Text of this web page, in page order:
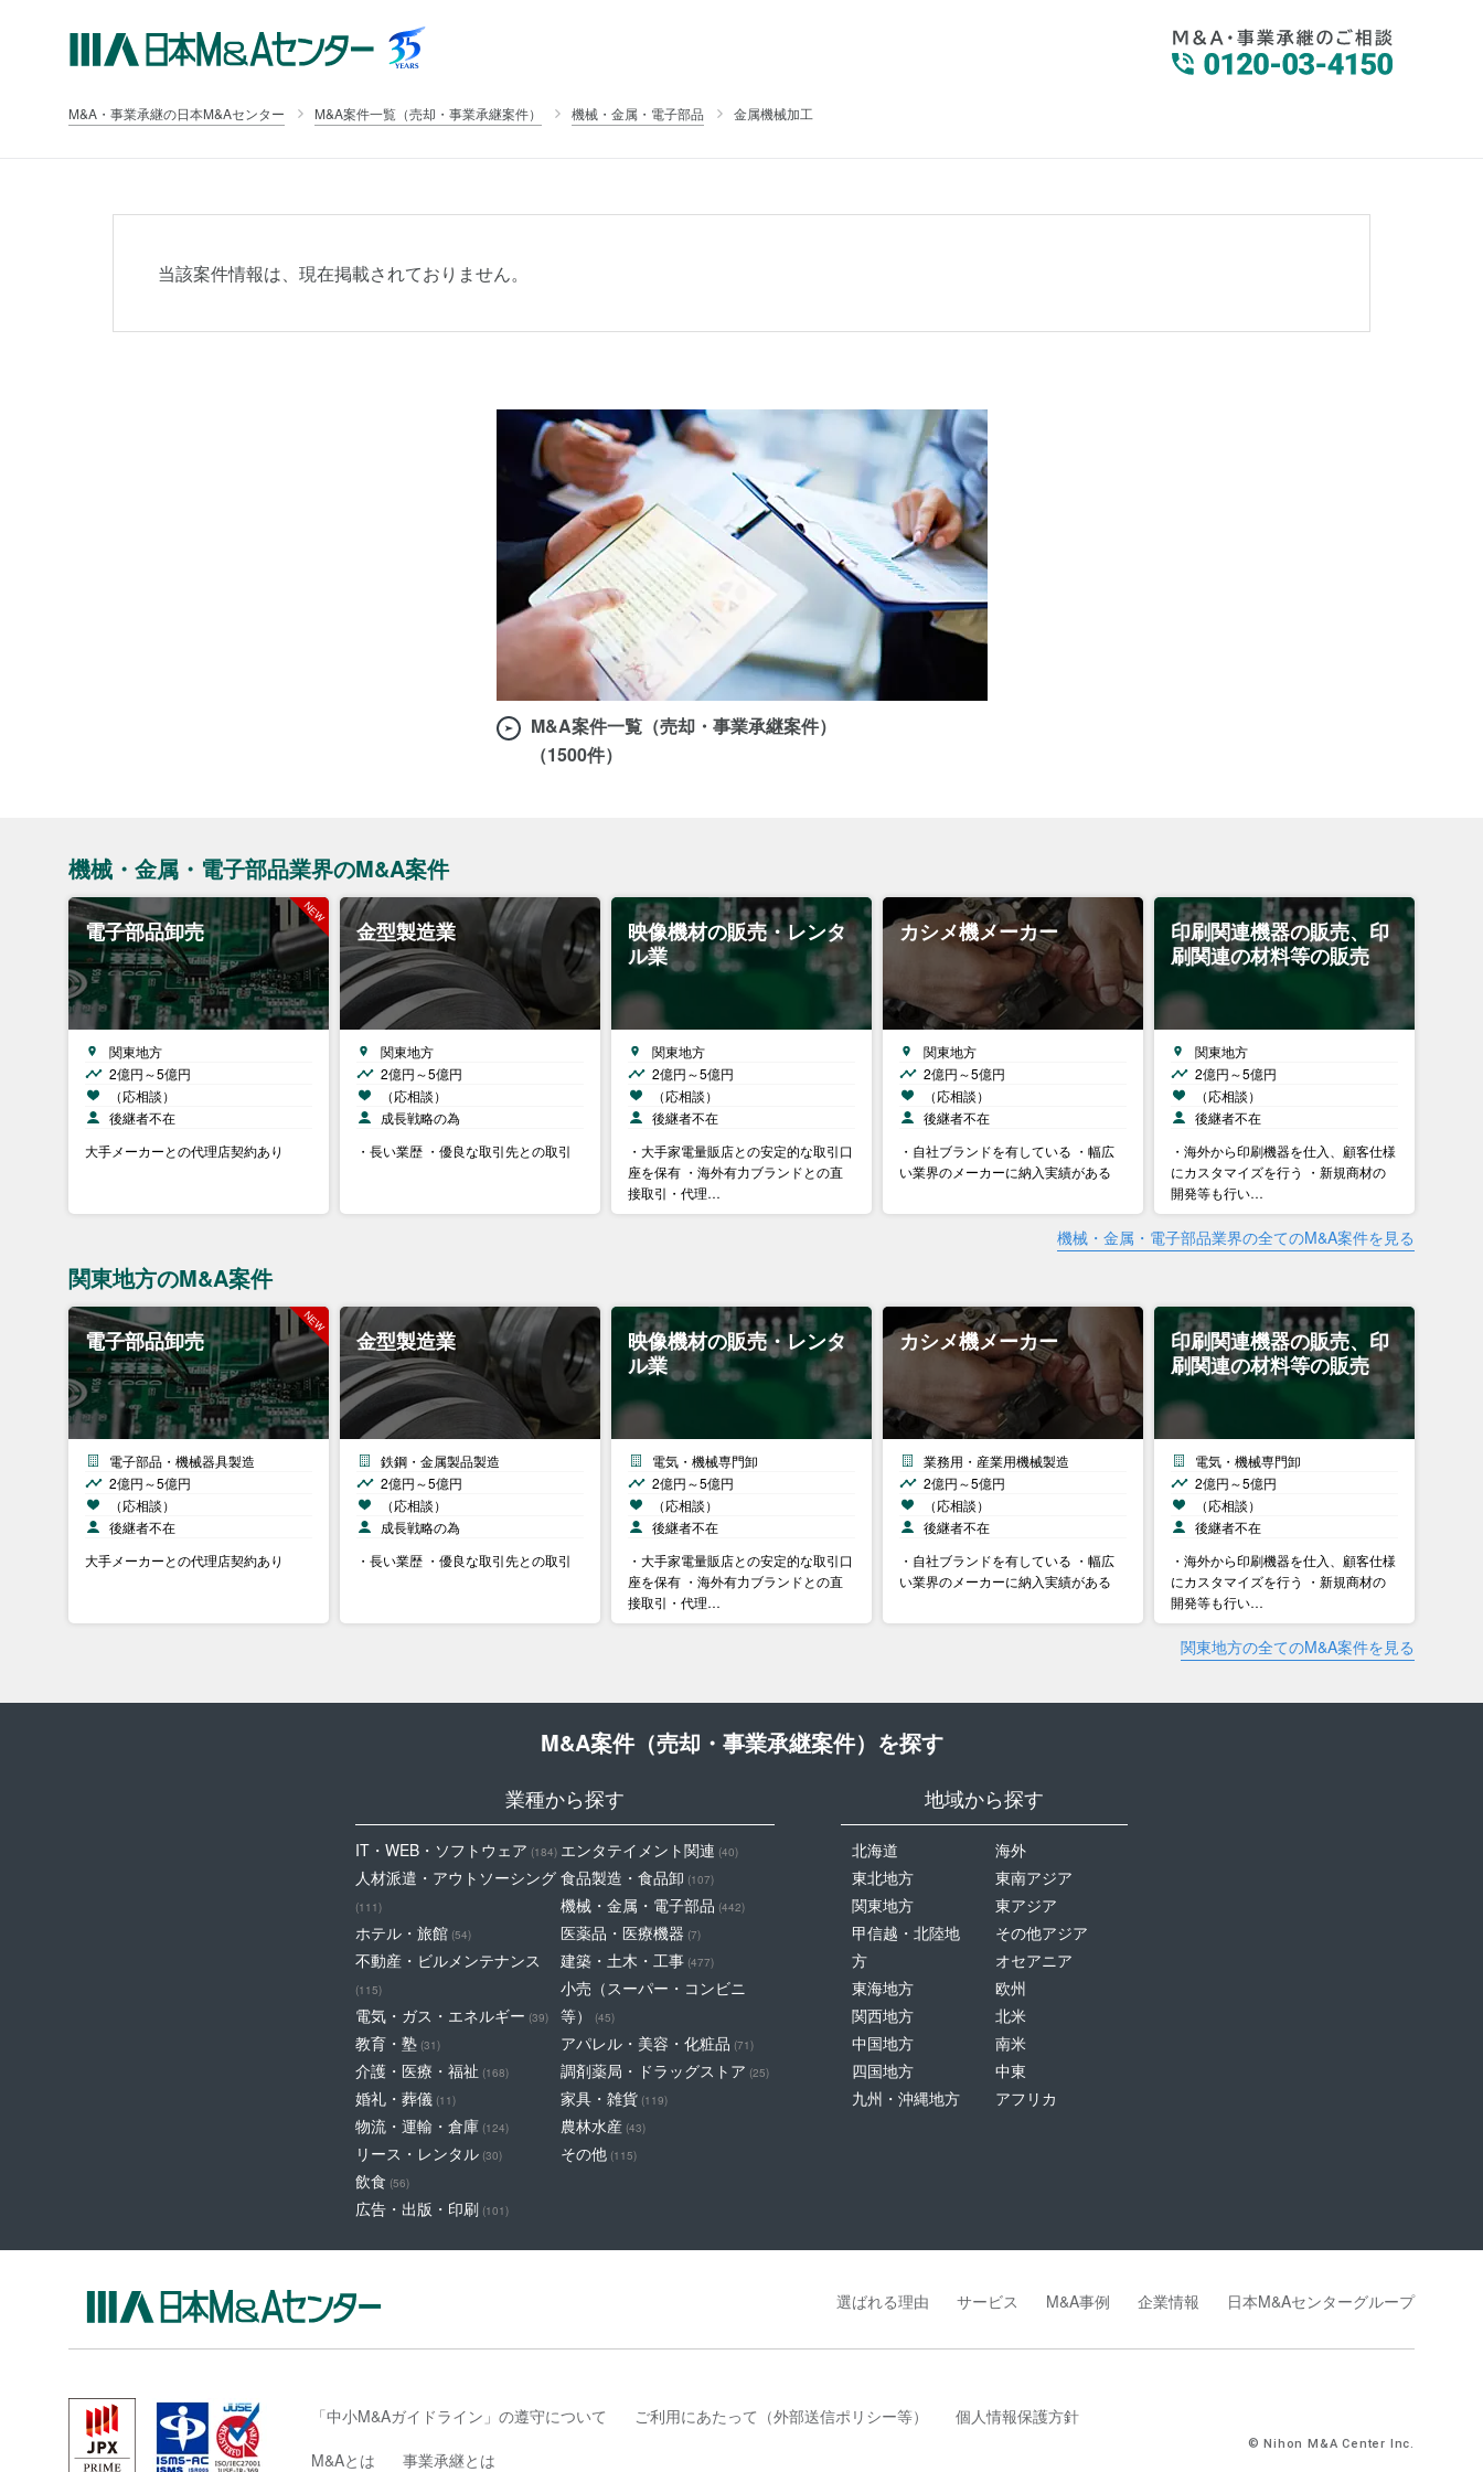
M&A・事業承継の日本M&Aセンター M&A案件一覧（売却・事業承継案件） 機械・金属・電子部品 金属機械加工
当該案件情報は、現在掲載されておりません。
M&A案件一覧（売却・事業承継案件）
（1500件）
機械・金属・電子部品業界のM&A案件
電子部品卸売
関東地方
2億円～5億円
（応相談）
後継者不在
大手メーカーとの代理店契約あり
金型製造業
関東地方
2億円～5億円
（応相談）
成長戦略の為
・長い業歴 ・優良な取引先との取引
映像機材の販売・レンタ
ル業
関東地方
2億円～5億円
（応相談）
後継者不在
・大手家電量販店との安定的な取引口
座を保有 ・海外有力ブランドとの直
接取引・代理…
カシメ機メーカー
関東地方
2億円～5億円
（応相談）
後継者不在
・自社ブランドを有している ・幅広
い業界のメーカーに納入実績がある
印刷関連機器の販売、印
刷関連の材料等の販売
関東地方
2億円～5億円
（応相談）
後継者不在
・海外から印刷機器を仕入、顧客仕様
にカスタマイズを行う ・新規商材の
開発等も行い…
機械・金属・電子部品業界の全てのM&A案件を見る
関東地方のM&A案件
電子部品卸売
電子部品・機械器具製造
2億円～5億円
（応相談）
後継者不在
大手メーカーとの代理店契約あり
金型製造業
鉄鋼・金属製品製造
2億円～5億円
（応相談）
成長戦略の為
・長い業歴 ・優良な取引先との取引
映像機材の販売・レンタ
ル業
電気・機械専門卸
2億円～5億円
（応相談）
後継者不在
・大手家電量販店との安定的な取引口
座を保有 ・海外有力ブランドとの直
接取引・代理…
カシメ機メーカー
業務用・産業用機械製造
2億円～5億円
（応相談）
後継者不在
・自社ブランドを有している ・幅広
い業界のメーカーに納入実績がある
印刷関連機器の販売、印
刷関連の材料等の販売
電気・機械専門卸
2億円～5億円
（応相談）
後継者不在
・海外から印刷機器を仕入、顧客仕様
にカスタマイズを行う ・新規商材の
開発等も行い…
関東地方の全てのM&A案件を見る
M&A案件（売却・事業承継案件）を探す
業種から探す
IT・WEB・ソフトウェア (184)
人材派遣・アウトソーシング
(111)
ホテル・旅館 (54)
不動産・ビルメンテナンス
(115)
電気・ガス・エネルギー (39)
教育・塾 (31)
介護・医療・福祉 (168)
婚礼・葬儀 (11)
物流・運輸・倉庫 (124)
リース・レンタル (30)
飲食 (56)
広告・出版・印刷 (101)
エンタテイメント関連 (40)
食品製造・食品卸 (107)
機械・金属・電子部品 (442)
医薬品・医療機器 (7)
建築・土木・工事 (477)
小売（スーパー・コンビニ
等）
(45)
アパレル・美容・化粧品 (71)
調剤薬局・ドラッグストア (25)
家具・雑貨 (119)
農林水産 (43)
その他 (115)
地域から探す
北海道
東北地方
関東地方
甲信越・北陸地
方
東海地方
関西地方
中国地方
四国地方
九州・沖縄地方
海外
東南アジア
東アジア
その他アジア
オセアニア
欧州
北米
南米
中東
アフリカ
選ばれる理由 サービス M&A事例 企業情報 日本M&Aセンターグループ
「中小M&Aガイドライン」の遵守について ご利用にあたって（外部送信ポリシー等）
個人情報保護方針
M&Aとは
事業承継とは
© Nihon M&A Center Inc.